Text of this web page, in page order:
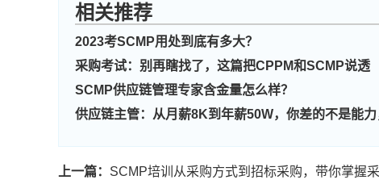
相关推荐
2023考SCMP用处到底有多大？
采购考试：别再瞎找了，这篇把CPPM和SCMP说透
SCMP供应链管理专家含金量怎么样？
供应链主管：从月薪8K到年薪50W，你差的不是能力
上一篇： SCMP培训从采购方式到招标采购，带你掌握